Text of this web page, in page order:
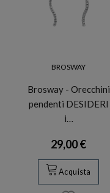
BROSWAY
Brosway - Orecchini
pendenti DESIDERI
i…
29,00 €
Acquista